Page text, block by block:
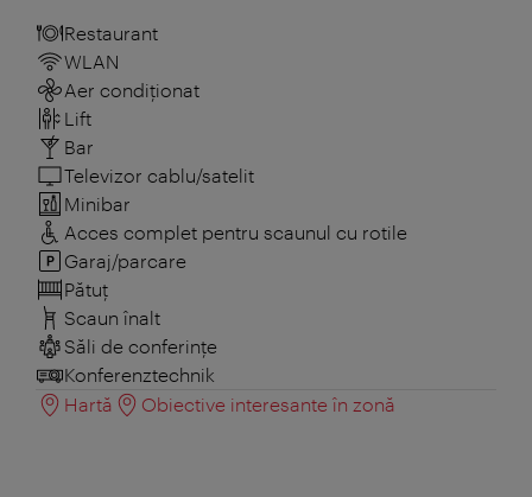
Restaurant
WLAN
Aer condiționat
Lift
Bar
Televizor cablu/satelit
Minibar
Acces complet pentru scaunul cu rotile
Garaj/parcare
Pătuţ
Scaun înalt
Săli de conferințe
Konferenztechnik
Hartă
Obiective interesante în zonă